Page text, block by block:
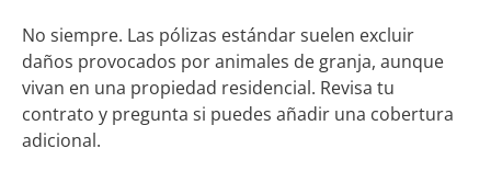
No siempre. Las pólizas estándar suelen excluir
daños provocados por animales de granja, aunque
vivan en una propiedad residencial. Revisa tu
contrato y pregunta si puedes añadir una cobertura
adicional.